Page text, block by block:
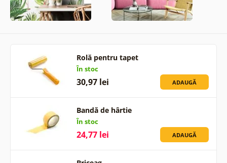
Rolă pentru tapet
În stoc
30,97 lei ADAUGĂ
Bandă de hârtie
În stoc
24,77 lei ADAUGĂ